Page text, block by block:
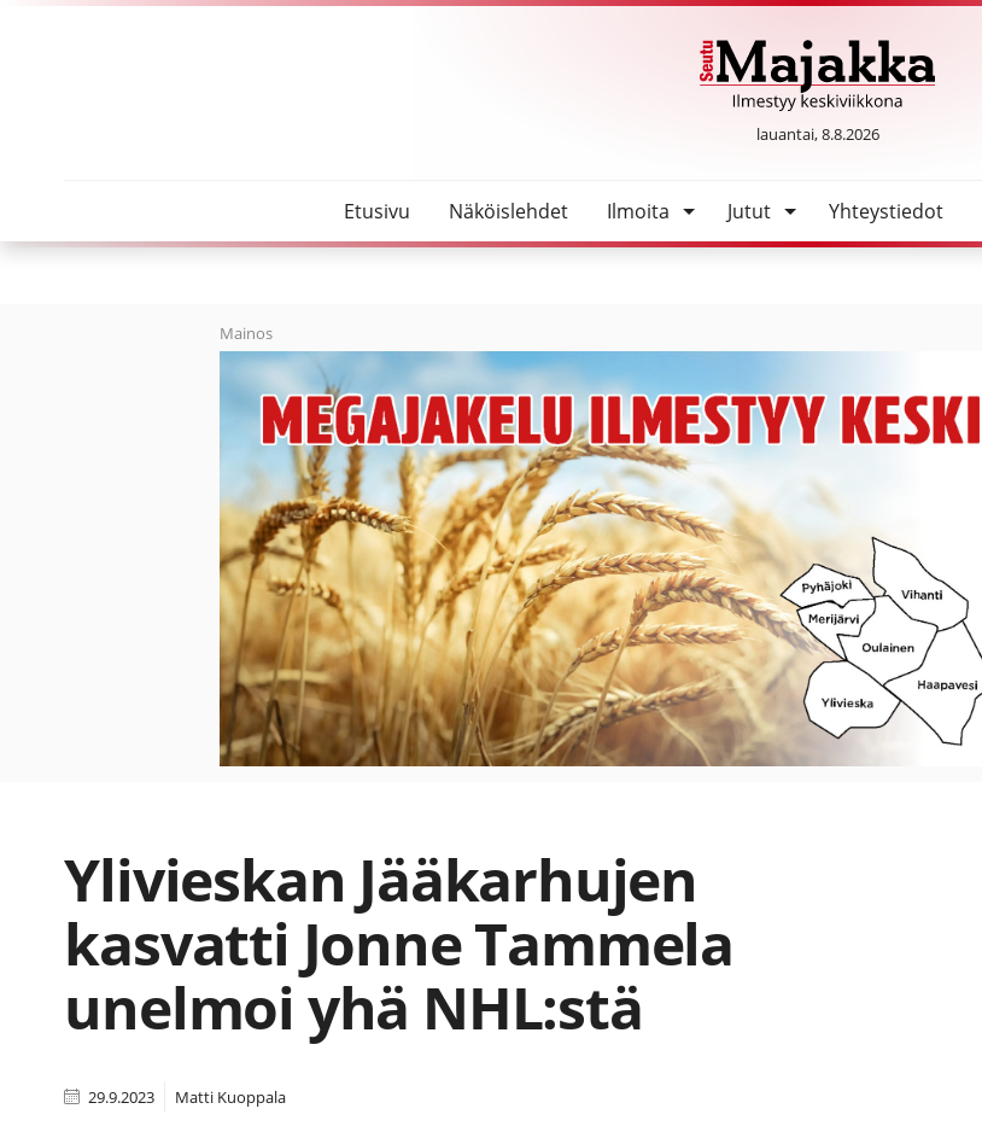
SeutuMajakka
lauantai, 8.8.2026
Etusivu Näköislehdet Ilmoita Jutut Yhteystiedot
Mainos
Ylivieskan Jääkarhujen
kasvatti Jonne Tammela
unelmoi yhä NHL:stä
29.9.2023 Matti Kuoppala